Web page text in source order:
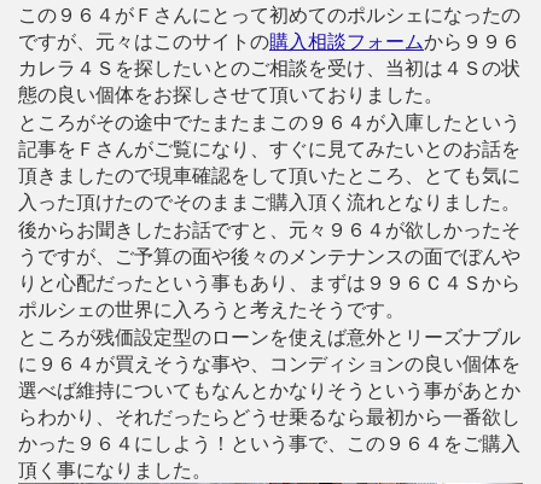
この９６４がＦさんにとって初めてのポルシェになったの
ですが、元々はこのサイトの購入相談フォームから９９６
カレラ４Ｓを探したいとのご相談を受け、当初は４Ｓの状
態の良い個体をお探しさせて頂いておりました。
ところがその途中でたまたまこの９６４が入庫したという
記事をＦさんがご覧になり、すぐに見てみたいとのお話を
頂きましたので現車確認をして頂いたところ、とても気に
入った頂けたのでそのままご購入頂く流れとなりました。
後からお聞きしたお話ですと、元々９６４が欲しかったそ
うですが、ご予算の面や後々のメンテナンスの面でぼんや
りと心配だったという事もあり、まずは９９６Ｃ４Ｓから
ポルシェの世界に入ろうと考えたそうです。
ところが残価設定型のローンを使えば意外とリーズナブル
に９６４が買えそうな事や、コンディションの良い個体を
選べば維持についてもなんとかなりそうという事があとか
らわかり、それだったらどうせ乗るなら最初から一番欲し
かった９６４にしよう！という事で、この９６４をご購入
頂く事になりました。